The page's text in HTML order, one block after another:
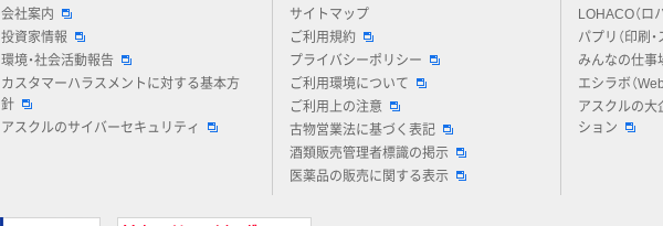
会社案内
投資家情報
環境・社会活動報告
カスタマーハラスメントに対する基本方
針
アスクルのサイバーセキュリティ
サイトマップ
ご利用規約
プライバシーポリシー
ご利用環境について
ご利用上の注意
古物営業法に基づく表記
酒類販売管理者標識の掲示
医薬品の販売に関する表示
LOHACO（ロ
パプリ（印刷・
みんなの仕事
エシラボ（
アスクルの大
ション